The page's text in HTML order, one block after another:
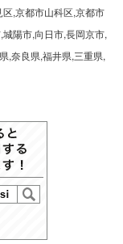
,京都市山科区,京都市
陽市,向日市,長岡京市,
,奈良県,福井県,三重県,